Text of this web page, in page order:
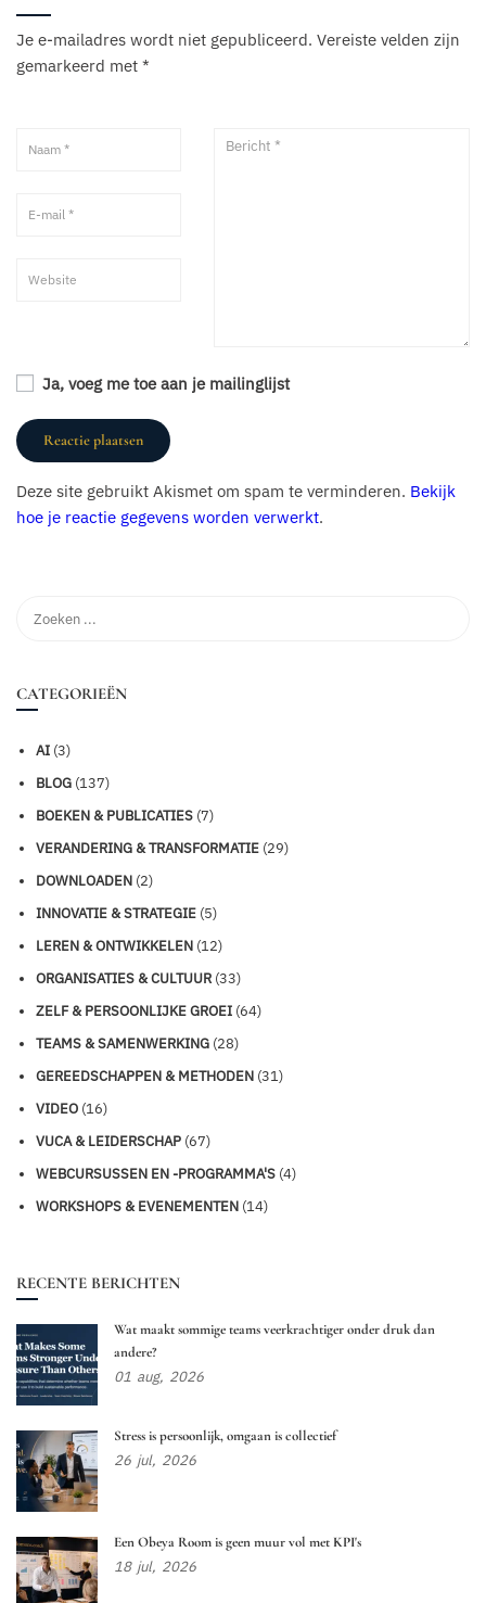
Je e-mailadres wordt niet gepubliceerd. Vereiste velden zijn
gemarkeerd met *
Ja, voeg me toe aan je mailinglijst
Deze site gebruikt Akismet om spam te verminderen. Bekijk
hoe je reactie gegevens worden verwerkt.
CATEGORIEËN
AI (3)
BLOG (137)
BOEKEN & PUBLICATIES (7)
VERANDERING & TRANSFORMATIE (29)
DOWNLOADEN (2)
INNOVATIE & STRATEGIE (5)
LEREN & ONTWIKKELEN (12)
ORGANISATIES & CULTUUR (33)
ZELF & PERSOONLIJKE GROEI (64)
TEAMS & SAMENWERKING (28)
GEREEDSCHAPPEN & METHODEN (31)
VIDEO (16)
VUCA & LEIDERSCHAP (67)
WEBCURSUSSEN EN -PROGRAMMA'S (4)
WORKSHOPS & EVENEMENTEN (14)
RECENTE BERICHTEN
Wat maakt sommige teams veerkrachtiger onder druk dan
andere?
01 aug, 2026
Stress is persoonlijk, omgaan is collectief
26 jul, 2026
Een Obeya Room is geen muur vol met KPI's
18 jul, 2026